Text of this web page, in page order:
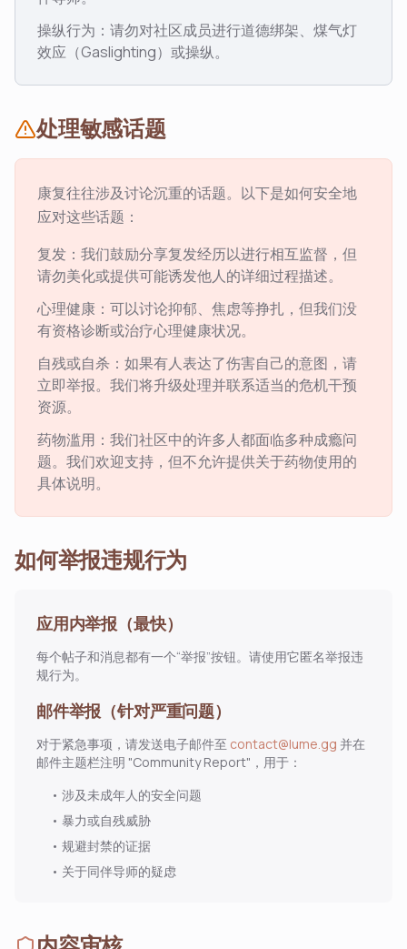
操纵行为：请勿对社区成员进行道德绑架、煤气灯
效应（Gaslighting）或操纵。
处理敏感话题
康复往往涉及讨论沉重的话题。以下是如何安全地
应对这些话题：
复发：我们鼓励分享复发经历以进行相互监督，但
请勿美化或提供可能诱发他人的详细过程描述。
心理健康：可以讨论抑郁、焦虑等挣扎，但我们没
有资格诊断或治疗心理健康状况。
自残或自杀：如果有人表达了伤害自己的意图，请
立即举报。我们将升级处理并联系适当的危机干预
资源。
药物滥用：我们社区中的许多人都面临多种成瘾问
题。我们欢迎支持，但不允许提供关于药物使用的
具体说明。
如何举报违规行为
应用内举报（最快）
每个帖子和消息都有一个“举报”按钮。请使用它匿名举报违
规行为。
邮件举报（针对严重问题）
对于紧急事项，请发送电子邮件至 contact@lume.gg 并在
邮件主题栏注明 "Community Report"，用于：
• 涉及未成年人的安全问题
• 暴力或自残威胁
• 规避封禁的证据
• 关于同伴导师的疑虑